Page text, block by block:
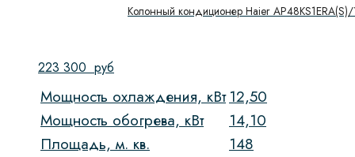
Колонный кондиционер Haier AP48KS1ERA(S)/
223 300 руб
Мощность охлаждения, кВт 12,50
Мощность обогрева, кВт
14,10
Площадь, м. кв.
148